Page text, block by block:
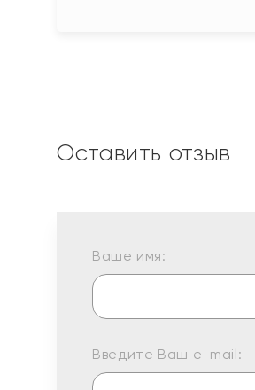
Оставить отзыв
Ваше имя:
Введите Ваш e-mail: